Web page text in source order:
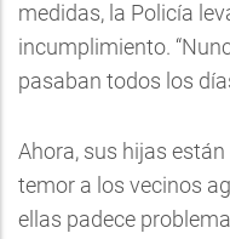
medidas, la Policía
incumplimiento.
pasaban todos los
Ahora, sus hijas
temor a los vecinos
ellas padece